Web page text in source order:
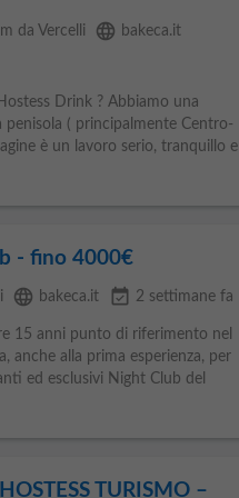
da Vercelli language bakeca.it
Drink ? Abbiamo una
( principalmente Centro-
è un lavoro serio, tranquillo e
- fino 4000€
language bakeca.it event_available 2 settimane fa
15 anni punto di riferimento nel
anche alla prima esperienza, per
ed esclusivi Night Club del
TURISMO –